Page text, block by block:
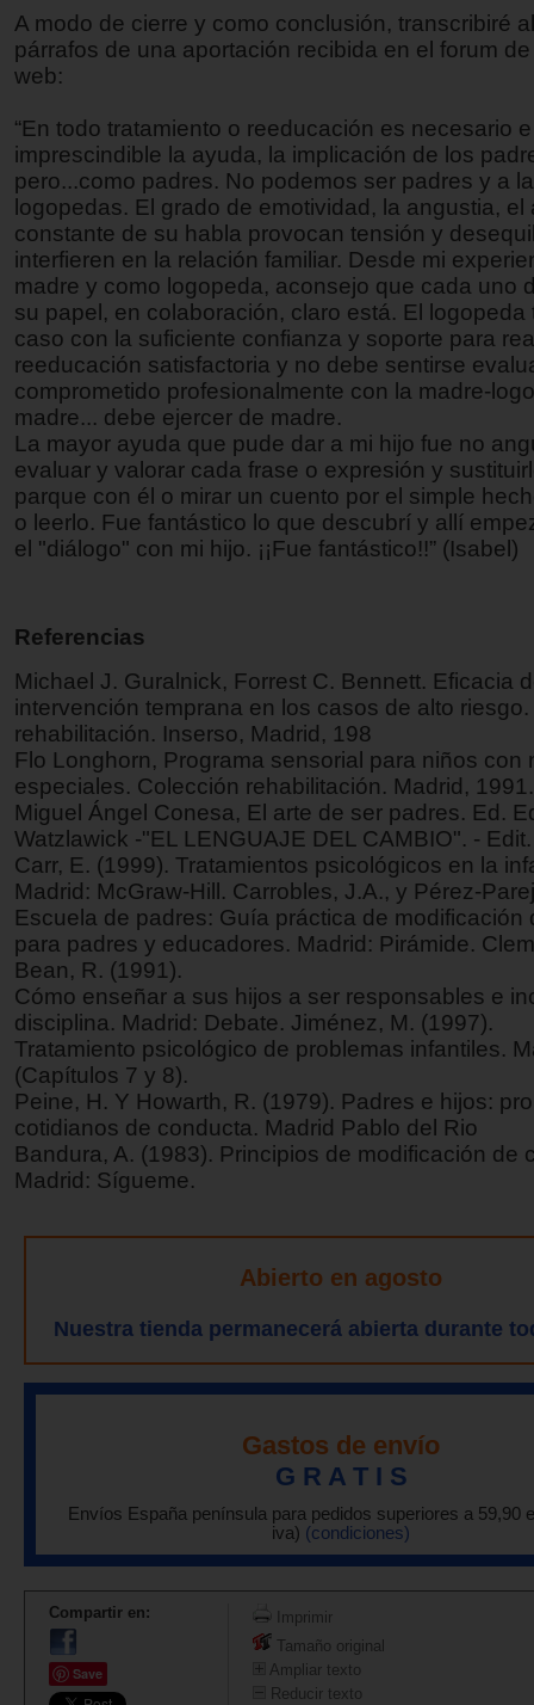
A modo de cierre y como conclusión, transcribiré
párrafos de una aportación recibida en el forum
web:
“En todo tratamiento o reeducación es necesario e
imprescindible la ayuda, la implicación de los
pero...como padres. No podemos ser padres y a
logopedas. El grado de emotividad, la angustia, el
constante de su habla provocan tensión y
interfieren en la relación familiar. Desde mi
madre y como logopeda, aconsejo que cada uno
su papel, en colaboración, claro está. El logopeda
caso con la suficiente confianza y soporte para
reeducación satisfactoria y no debe sentirse
comprometido profesionalmente con la madre-
madre... debe ejercer de madre.
La mayor ayuda que pude dar a mi hijo fue no
evaluar y valorar cada frase o expresión y
parque con él o mirar un cuento por el simple
o leerlo. Fue fantástico lo que descubrí y allí
el "diálogo" con mi hijo. ¡¡Fue fantástico!!” (Isabel)
Referencias
Michael J. Guralnick, Forrest C. Bennett. Eficacia
intervención temprana en los casos de alto
rehabilitación. Inserso, Madrid, 198
Flo Longhorn, Programa sensorial para niños con
especiales. Colección rehabilitación. Madrid, 1991.
Miguel Ángel Conesa, El arte de ser padres. Ed.
Watzlawick -"EL LENGUAJE DEL CAMBIO". -
Carr, E. (1999). Tratamientos psicológicos en la
Madrid: McGraw-Hill. Carrobles, J.A., y Pérez-
Escuela de padres: Guía práctica de modificación
para padres y educadores. Madrid: Pirámide.
Bean, R. (1991).
Cómo enseñar a sus hijos a ser responsables e
disciplina. Madrid: Debate. Jiménez, M. (1997).
Tratamiento psicológico de problemas infantiles.
(Capítulos 7 y 8).
Peine, H. Y Howarth, R. (1979). Padres e hijos:
cotidianos de conducta. Madrid Pablo del Rio
Bandura, A. (1983). Principios de modificación de
Madrid: Sígueme.
Abierto en agosto
Nuestra tienda permanecerá abierta durante
Gastos de envío
G R A T I S
Envíos España península para pedidos superiores a 59,90
iva) (condiciones)
Compartir en:
Save
Imprimir
Tamaño original
Ampliar texto
Reducir texto